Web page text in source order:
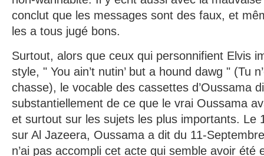
conclut que les messages sont des faux, et
les a tous jugé bons.
Surtout, alors que ceux qui personnifient Elvis
style, " You ain’t nutin’ but a hound dawg " (Tu
chasse), le vocable des cassettes d’Oussama
substantiellement de ce que le vrai Oussama
et surtout sur les sujets les plus importants. Le
sur Al Jazeera, Oussama a dit du 11-
n’ai pas accompli cet acte qui semble avoir été